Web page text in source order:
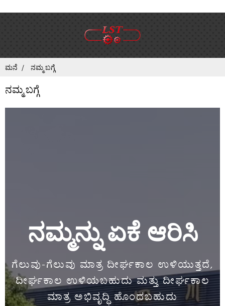
ಮನೆ ನಮ್ಮ ಬಗ್ಗೆ
ನಮ್ಮ ಬಗ್ಗೆ
ನಮ್ಮನ್ನು ಏಕೆ ಆರಿಸಿ
ಗೆಲುವು-ಗೆಲುವು ಮಾತ್ರ ದೀರ್ಘಕಾಲ ಉಳಿಯುತ್ತದೆ,
ದೀರ್ಘಕಾಲ ಉಳಿಯಬಹುದು ಮತ್ತು ದೀರ್ಘಕಾಲ
ಮಾತ್ರ ಅಭಿವೃದ್ಧಿ ಹೊಂದಬಹುದು